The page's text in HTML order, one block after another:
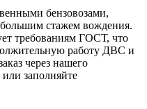
бензовозами,
стажем вождения.
требованиям ГОСТ, что
работу ДВС и
через нашего
заполняйте